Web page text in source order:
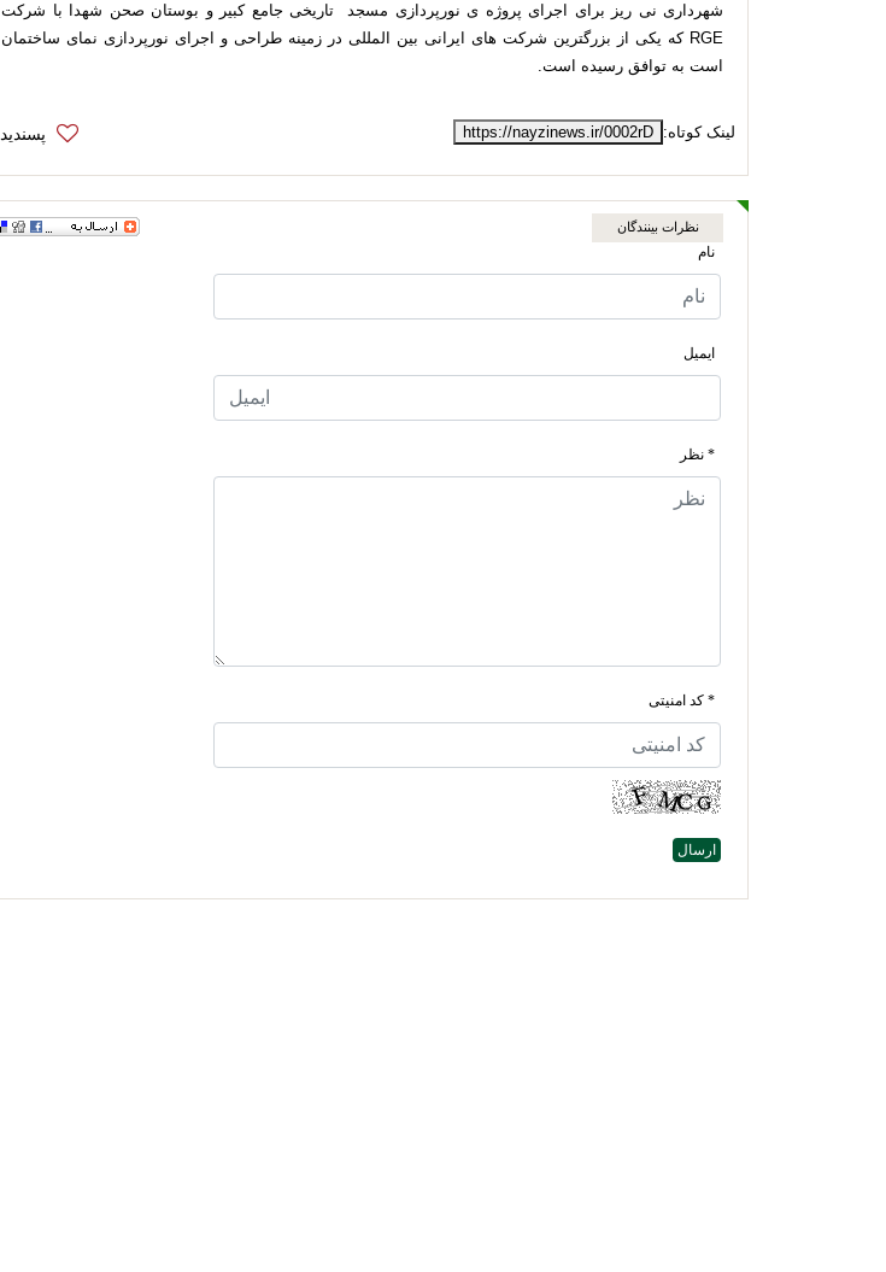
شهرداری نی ریز برای اجرای پروژه ی نورپردازی مسجد تاریخی جامع کبیر و بوستان صحن شهدا با شرکت
RGE که یکی از بزرگترین شرکت های ایرانی بین المللی در زمینه طراحی و اجرای نورپردازی نمای ساختمان
است به توافق رسیده است.
لینک کوتاه: https://nayzinews.ir/0002rD
نظرات بینندگان
نام
ایمیل
* نظر
* کد امنیتی